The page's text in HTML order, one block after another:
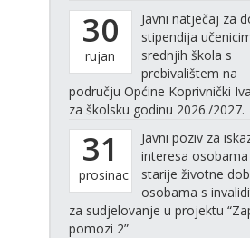
30
rujan
Javni natječaj za
stipendija
srednjih škola s
prebivalištem na
području Općine Koprivnički
za školsku godinu 2026./2027.
31
prosinac
Javni poziv za
interesa osobama
starije životne
osobama s
za sudjelovanje u projektu
pomozi 2”